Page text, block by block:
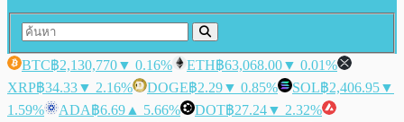
BTC฿2,130,770▼ 0.16% ETH฿63,068.00▼ 0.01%
XRP฿34.33▼ 2.16% DOGE฿2.29▼ 0.85% SOL฿2,406.95▼
1.59%
ADA฿6.69 ▲ 5.66% DOT฿27.24▼ 2.32%